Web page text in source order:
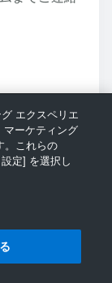
エクスペリエ
マーケティング
。これらの
定] を選択し